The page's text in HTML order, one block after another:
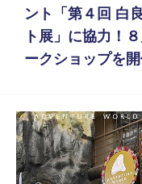
ント「第４回 ⽩
ト展」に協⼒！
ークショップを